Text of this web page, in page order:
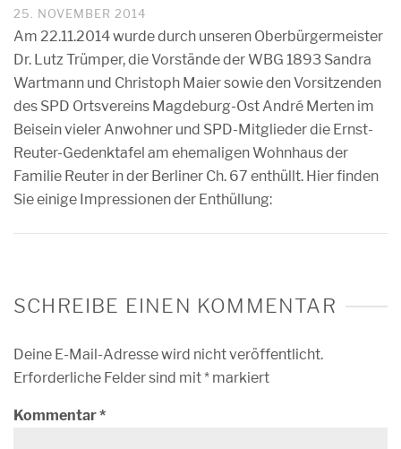
25. NOVEMBER 2014
Am 22.11.2014 wurde durch unseren Oberbürgermeister
Dr. Lutz Trümper, die Vorstände der WBG 1893 Sandra
Wartmann und Christoph Maier sowie den Vorsitzenden
des SPD Ortsvereins Magdeburg-Ost André Merten im
Beisein vieler Anwohner und SPD-Mitglieder die Ernst-
Reuter-Gedenktafel am ehemaligen Wohnhaus der
Familie Reuter in der Berliner Ch. 67 enthüllt. Hier finden
Sie einige Impressionen der Enthüllung:
SCHREIBE EINEN KOMMENTAR
Deine E-Mail-Adresse wird nicht veröffentlicht.
Erforderliche Felder sind mit* markiert
Kommentar*